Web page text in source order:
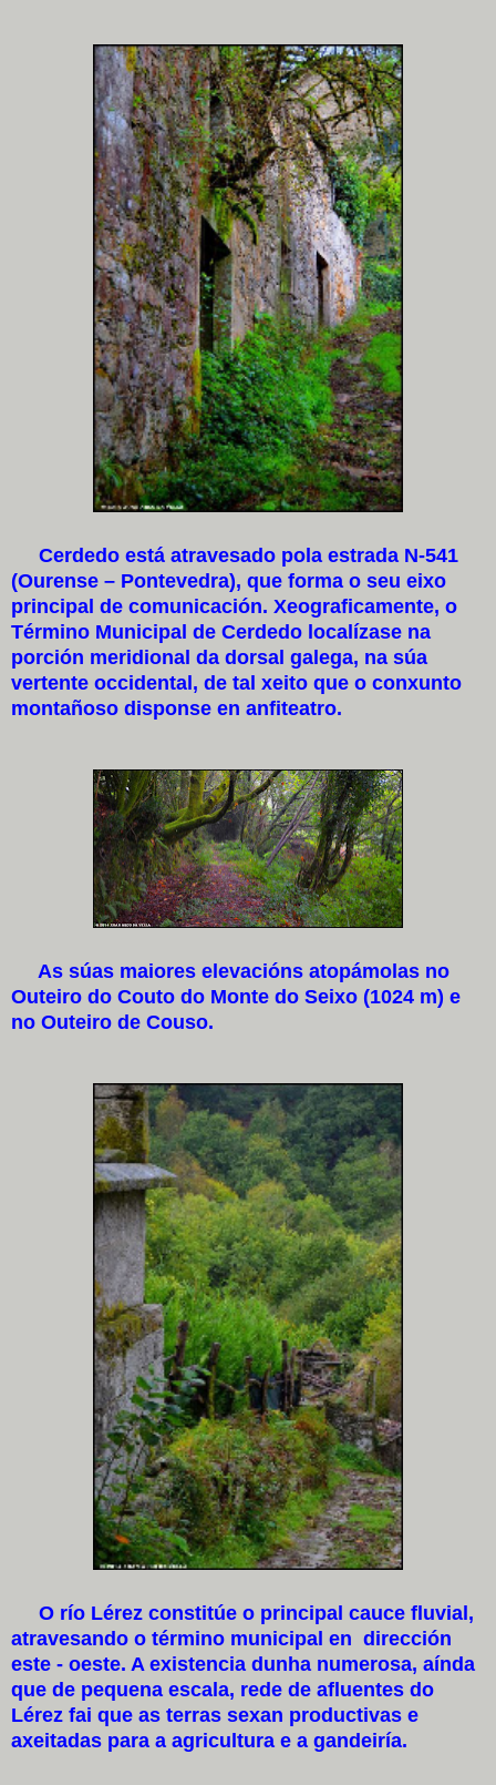
Cerdedo está atravesado pola estrada N-541
(Ourense – Pontevedra), que forma o seu eixo
principal de comunicación. Xeograficamente, o
Término Municipal de Cerdedo localízase na
porción meridional da dorsal galega, na súa
vertente occidental, de tal xeito que o conxunto
montañoso disponse en anfiteatro.
As súas maiores elevacións atopámolas no
Outeiro do Couto do Monte do Seixo (1024 m) e
no Outeiro de Couso.
O río Lérez constitúe o principal cauce fluvial,
atravesando o término municipal en dirección
este - oeste. A existencia dunha numerosa, aínda
que de pequena escala, rede de afluentes do
Lérez fai que as terras sexan productivas e
axeitadas para a agricultura e a gandeiría.